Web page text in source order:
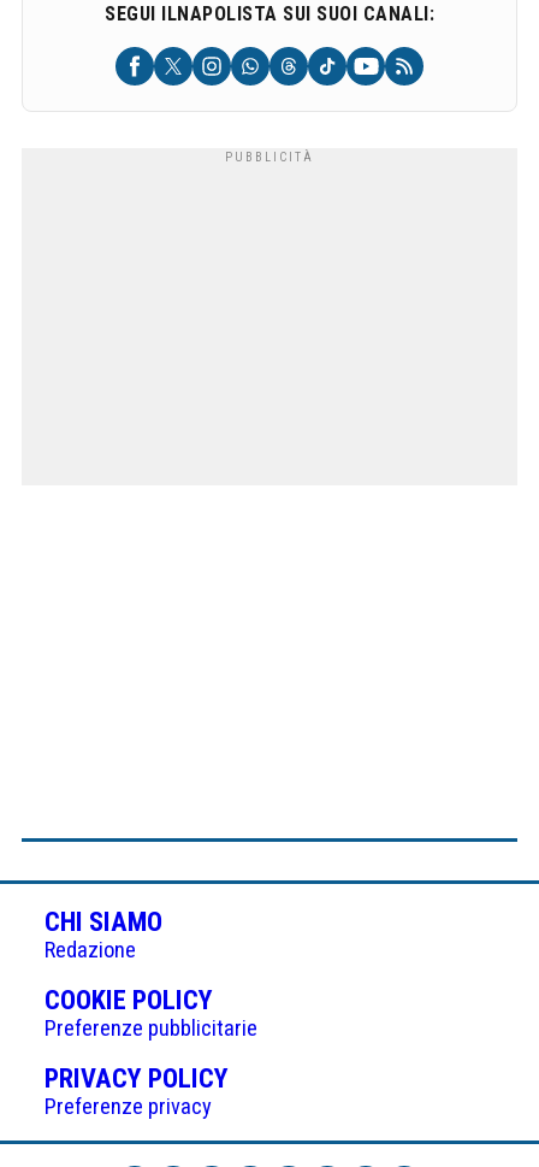
SEGUI ILNAPOLISTA SUI SUOI CANALI:
CHI SIAMO
Redazione
COOKIE POLICY(APRE
IN
UNA
NUOVA
Preferenze pubblicitarie
PRIVACY POLICY(APRE
UNA
Preferenze privacy